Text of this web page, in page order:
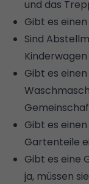
und das
Gibt es
Sind
Gibt es
Gibt es
Gartenteile
Gibt es eine
ja, müssen